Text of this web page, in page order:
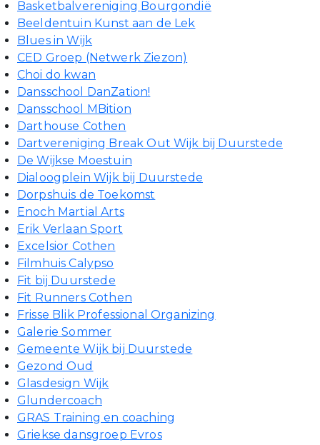
Basketbalvereniging Bourgondië
Beeldentuin Kunst aan de Lek
Blues in Wijk
CED Groep (Netwerk Ziezon)
Choi do kwan
Dansschool DanZation!
Dansschool MBition
Darthouse Cothen
Dartvereniging Break Out Wijk bij Duurstede
De Wijkse Moestuin
Dialoogplein Wijk bij Duurstede
Dorpshuis de Toekomst
Enoch Martial Arts
Erik Verlaan Sport
Excelsior Cothen
Filmhuis Calypso
Fit bij Duurstede
Fit Runners Cothen
Frisse Blik Professional Organizing
Galerie Sommer
Gemeente Wijk bij Duurstede
Gezond Oud
Glasdesign Wijk
Glundercoach
GRAS Training en coaching
Griekse dansgroep Evros